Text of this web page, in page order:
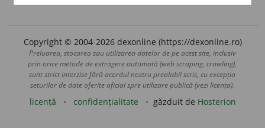
Copyright © 2004-2026 dexonline (https://dexonline.ro)
Preluarea, stocarea sau utilizarea datelor de pe acest site, inclusiv
prin orice metode de extragere automată (web scraping, crawling),
sunt strict interzise fără acordul nostru prealabil scris, cu excepția
seturilor de date oferite oficial spre utilizare publică (vezi licența).
licență confidențialitate găzduit de Hosterion